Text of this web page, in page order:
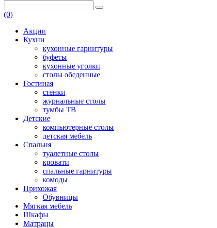
(0)
Акции
Кухни
кухонные гарнитуры
буфеты
кухонные уголки
столы обеденные
Гостиная
стенки
журнальные столы
тумбы ТВ
Детские
компьютерные столы
детская мебель
Спальня
туалетные столы
кровати
спальные гарнитуры
комоды
Прихожая
Обувницы
Мягкая мебель
Шкафы
Матрацы